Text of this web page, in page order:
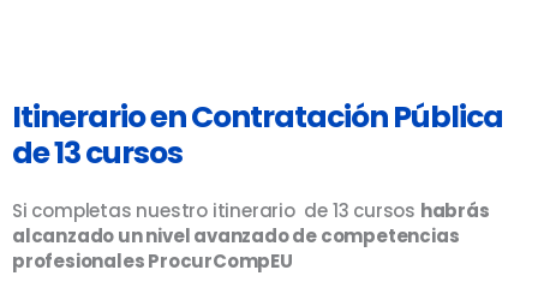
Itinerario en Contratación Pública
de 13 cursos
Si completas nuestro itinerario de 13 cursos habrás
alcanzado un nivel avanzado de competencias
profesionales ProcurCompEU